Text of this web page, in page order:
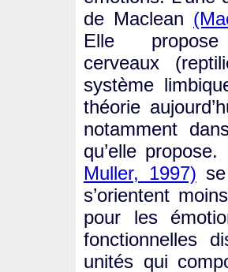
de Maclean
Elle
cerveaux
système
théorie
notamment
qu’elle
Muller, 1997)
s’orientent
pour les
fonctionnelles
unités qui